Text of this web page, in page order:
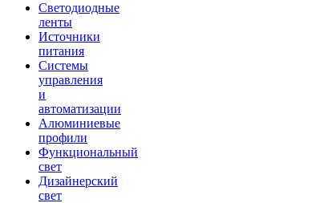
Светодиодные
ленты
Источники
питания
Системы
управления
и
автоматизации
Алюминиевые
профили
Функциональный
свет
Дизайнерский
свет